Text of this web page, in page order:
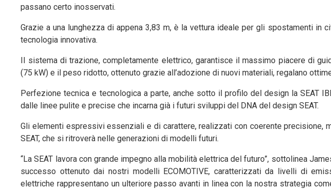
passano certo inosservati.
Grazie a una lunghezza di appena 3,83 m, è la vettura ideale per gli spostamenti
tecnologia innovativa.
Il sistema di trazione, completamente elettrico, garantisce il massimo piacere di
(75 kW) e il peso ridotto, ottenuto grazie all’adozione di nuovi materiali, regalano
Perfezione tecnica e tecnologica a parte, anche sotto il profilo del design la SEAT
dalle linee pulite e precise che incarna già i futuri sviluppi del DNA del design SEAT.
Gli elementi espressivi essenziali e di carattere, realizzati con coerente precisione,
SEAT, che si ritroverà nelle generazioni di modelli futuri.
“La SEAT lavora con grande impegno alla mobilità elettrica del futuro”, sottolinea
successo ottenuto dai nostri modelli ECOMOTIVE, caratterizzati da livelli di
elettriche rappresentano un ulteriore passo avanti in linea con la nostra strategia